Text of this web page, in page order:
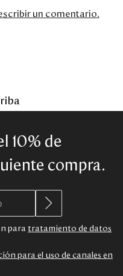
un comentario.
10% de
compra.
para tratamiento de datos
para el uso de canales en